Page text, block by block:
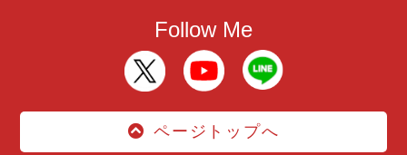
Follow Me
ページトップへ